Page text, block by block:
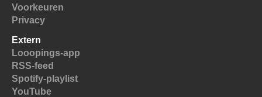
Voorkeuren
Privacy
Extern
Looopings-app
RSS-feed
Spotify-playlist
YouTube